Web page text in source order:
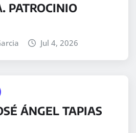
PATROCINIO
Jul 4, 2026
ÁNGEL TAPIAS